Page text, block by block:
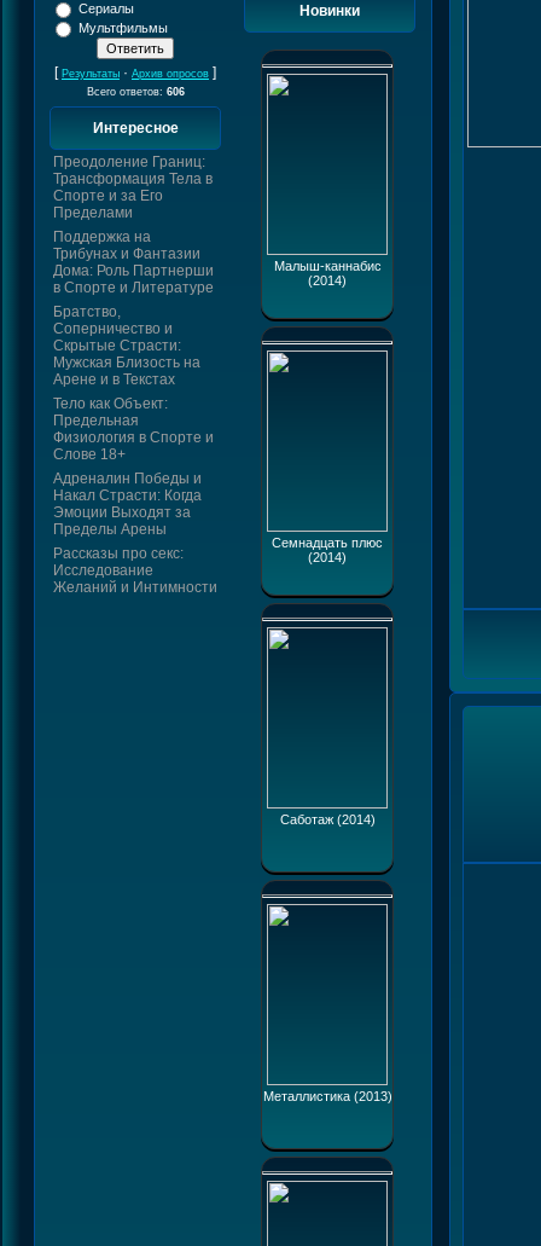
Сериалы
Мультфильмы
[ Результаты · Архив опросов ]
Всего ответов: 606
Интересное
Преодоление Границ:
Трансформация Тела в
Спорте и за Его
Пределами
Поддержка на
Трибунах и Фантазии
Дома: Роль Партнерши
в Спорте и Литературе
Братство,
Соперничество и
Скрытые Страсти:
Мужская Близость на
Арене и в Текстах
Тело как Объект:
Предельная
Физиология в Спорте и
Слове 18+
Адреналин Победы и
Накал Страсти: Когда
Эмоции Выходят за
Пределы Арены
Рассказы про секс:
Исследование
Желаний и Интимности
Новинки
Малыш-каннабис
(2014)
Семнадцать плюс
(2014)
Саботаж (2014)
Металлистика (2013)